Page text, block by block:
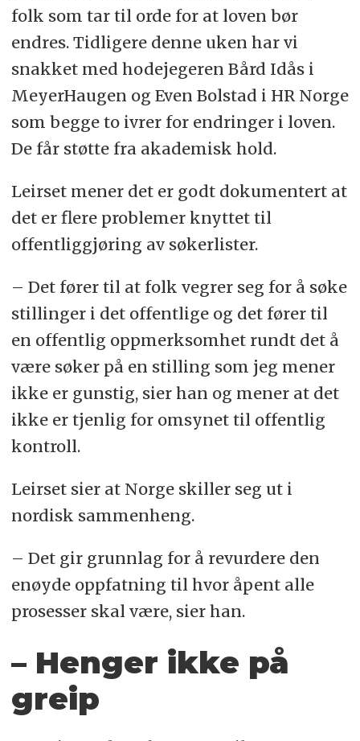
folk som tar til orde for at loven bør
endres. Tidligere denne uken har vi
snakket med hodejegeren Bård Idås i
MeyerHaugen og Even Bolstad i HR Norge
som begge to ivrer for endringer i loven.
De får støtte fra akademisk hold.
Leirset mener det er godt dokumentert at
det er flere problemer knyttet til
offentliggjøring av søkerlister.
– Det fører til at folk vegrer seg for å søke
stillinger i det offentlige og det fører til
en offentlig oppmerksomhet rundt det å
være søker på en stilling som jeg mener
ikke er gunstig, sier han og mener at det
ikke er tjenlig for omsynet til offentlig
kontroll.
Leirset sier at Norge skiller seg ut i
nordisk sammenheng.
– Det gir grunnlag for å revurdere den
enøyde oppfatning til hvor åpent alle
prosesser skal være, sier han.
– Henger ikke på
greip